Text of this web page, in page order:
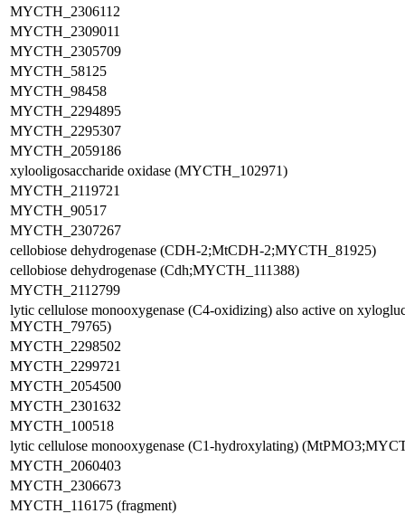
MYCTH_2306112
MYCTH_2309011
MYCTH_2305709
MYCTH_58125
MYCTH_98458
MYCTH_2294895
MYCTH_2295307
MYCTH_2059186
xylooligosaccharide oxidase (MYCTH_102971)
MYCTH_2119721
MYCTH_90517
MYCTH_2307267
cellobiose dehydrogenase (CDH-2;MtCDH-2;MYCTH_81925)
cellobiose dehydrogenase (Cdh;MYCTH_111388)
MYCTH_2112799
lytic cellulose monooxygenase (C4-oxidizing) also active on
MYCTH_79765)
MYCTH_2298502
MYCTH_2299721
MYCTH_2054500
MYCTH_2301632
MYCTH_100518
lytic cellulose monooxygenase (C1-hydroxylating)
MYCTH_2060403
MYCTH_2306673
MYCTH_116175 (fragment)